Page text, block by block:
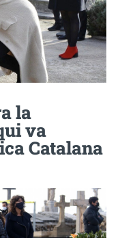
la
va
Catalana